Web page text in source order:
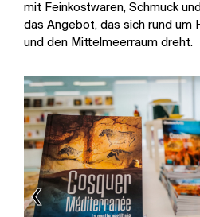
‹
mit Feinkostwaren, Schmuck
das Angebot, das sich rund um
und den Mittelmeerraum dreht.